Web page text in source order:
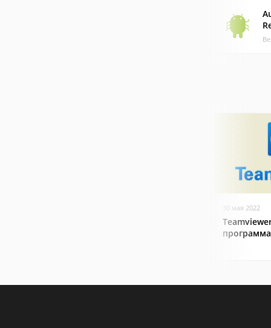
30 мая 2022
программа